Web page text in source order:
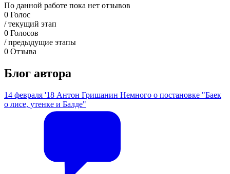
По данной работе пока нет отзывов
0 Голос
/ текущий этап
0 Голосов
/ предыдущие этапы
0 Отзыва
Блог автора
14 февраля '18 Антон Гришанин Немного о постановке "Баек
о лисе, утенке и Балде"